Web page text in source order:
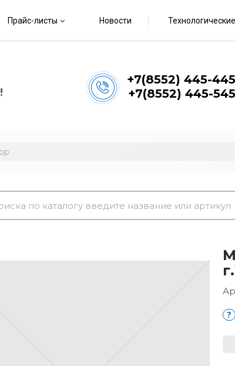
Прайс-листы Новости
+7(8552) 445-445
+7(8552) 445-545